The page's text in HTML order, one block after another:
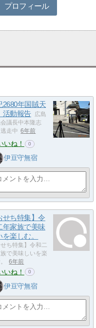
プロフィール
2680年国賊天
動報告
広島
議長中本隆志
走中 6年前
いね！ 0
伊豆守無宿
せち特集】令
年家族で美味
を楽しむ。
せち特集】令和二
で美味しいを楽
6年前
いね！ 0
伊豆守無宿